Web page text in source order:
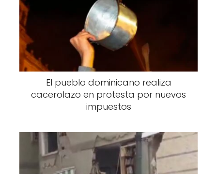
El pueblo dominicano realiza
cacerolazo en protesta por nuevos
impuestos